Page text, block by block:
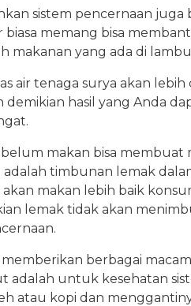
sistem pencernaan juga
biasa memang bisa
makanan yang ada di
air tenaga surya akan
hasil yang Anda
makan bisa membuat
adalah timbunan lemak
makan lebih baik
lemak tidak akan
berbagai
untuk kesehatan
atau kopi dan